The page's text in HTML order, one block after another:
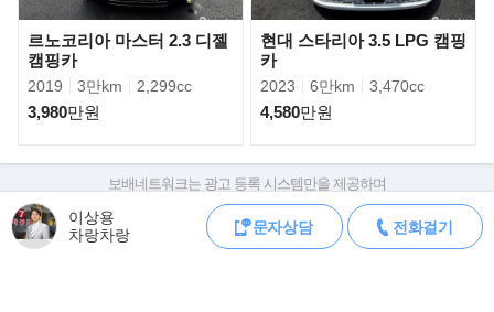
- 고급 세면대
- 전자레인지
- 변환테이블
- 43인치 스마트TV
- 200리터 청수통
- 태양광 컨트롤
- 6평 캐리어 에어컨
- 디씨 냉장고(128L)
- 5구 전기 콘트롤박스
르노코리아 마스터 2.3 디젤
캠핑카
2019 3만km 2,299cc
3,980만원
현대 스타리아 3.5 LPG 캠핑
카
2023 6만km 3,470cc
4,580만원
이상용
차랑차랑
문자상담 전화걸기
보배네트워크는 광고 등록 시스템만을 제공하며
판매자가 직접 등록한 내용에 대한 모든 책임은 판매자에게 있습니다.
차량 구매 시 차량등록증, 성능점검기록부, 실제 차량 상태,
차대번호 조회로 직접 정보를 확인하세요.